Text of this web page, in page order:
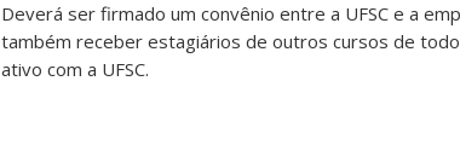
Deverá ser firmado um convênio entre a UFSC e a
também receber estagiários de outros cursos de
ativo com a UFSC.